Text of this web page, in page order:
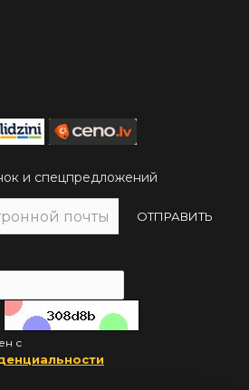
и спецпредложений
ОТПРАВИТЬ
с